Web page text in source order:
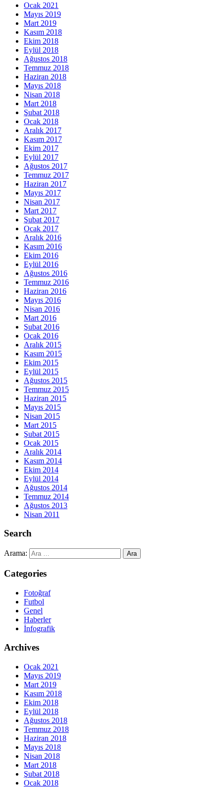
Ocak 2021
Mayıs 2019
Mart 2019
Kasım 2018
Ekim 2018
Eylül 2018
Ağustos 2018
Temmuz 2018
Haziran 2018
Mayıs 2018
Nisan 2018
Mart 2018
Şubat 2018
Ocak 2018
Aralık 2017
Kasım 2017
Ekim 2017
Eylül 2017
Ağustos 2017
Temmuz 2017
Haziran 2017
Mayıs 2017
Nisan 2017
Mart 2017
Şubat 2017
Ocak 2017
Aralık 2016
Kasım 2016
Ekim 2016
Eylül 2016
Ağustos 2016
Temmuz 2016
Haziran 2016
Mayıs 2016
Nisan 2016
Mart 2016
Şubat 2016
Ocak 2016
Aralık 2015
Kasım 2015
Ekim 2015
Eylül 2015
Ağustos 2015
Temmuz 2015
Haziran 2015
Mayıs 2015
Nisan 2015
Mart 2015
Şubat 2015
Ocak 2015
Aralık 2014
Kasım 2014
Ekim 2014
Eylül 2014
Ağustos 2014
Temmuz 2014
Ağustos 2013
Nisan 2011
Search
Arama:
Categories
Fotoğraf
Futbol
Genel
Haberler
İnfografik
Archives
Ocak 2021
Mayıs 2019
Mart 2019
Kasım 2018
Ekim 2018
Eylül 2018
Ağustos 2018
Temmuz 2018
Haziran 2018
Mayıs 2018
Nisan 2018
Mart 2018
Şubat 2018
Ocak 2018